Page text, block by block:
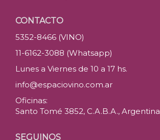
CONTACTO
5352-8466 (VINO)
11-6162-3088 (Whatsapp)
Lunes a Viernes de 10 a 17 hs.
info@espaciovino.com.ar
Oficinas:
Santo Tomé 3852, C.A.B.A., Argentina
SEGUINOS